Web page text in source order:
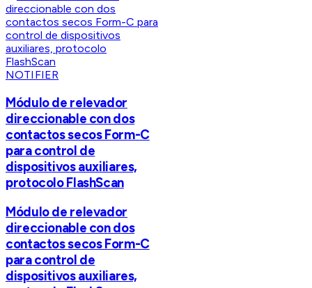
NOTIFIER
Módulo de relevador
direccionable con dos
contactos secos Form-C
para control de
dispositivos auxiliares,
protocolo FlashScan
Módulo de relevador
direccionable con dos
contactos secos Form-C
para control de
dispositivos auxiliares,